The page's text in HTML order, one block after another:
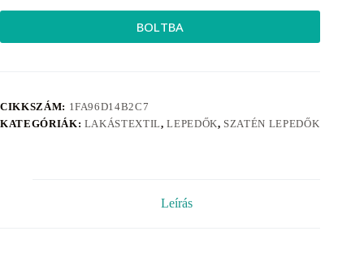
BOLTBA
CIKKSZÁM: 1FA96D14B2C7
KATEGÓRIÁK: LAKÁSTEXTIL,LEPEDŐK, SZATÉN LEPEDŐK
Leírás